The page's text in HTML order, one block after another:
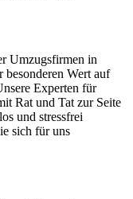
Umzugsfirmen in
Wert auf
Experten für
Rat und Tat zur Seite
und stressfrei
sich für uns